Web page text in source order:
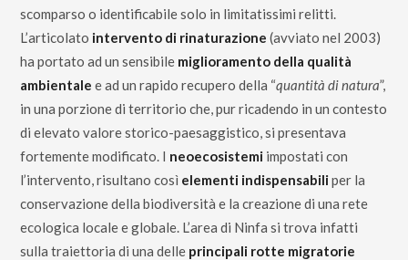
scomparso o identificabile solo in limitatissimi relitti.
L’articolato intervento di rinaturazione (avviato nel 2003)
ha portato ad un sensibile miglioramento della qualità
ambientale e ad un rapido recupero della “quantità di natura”,
in una porzione di territorio che, pur ricadendo in un contesto
di elevato valore storico-paesaggistico, si presentava
fortemente modificato. I neoecosistemi impostati con
l’intervento, risultano così elementi indispensabiliper la
conservazione della biodiversità e la creazione di una rete
ecologica locale e globale. L’area di Ninfa si trova infatti
sulla traiettoria di una delle principali rotte migratorie